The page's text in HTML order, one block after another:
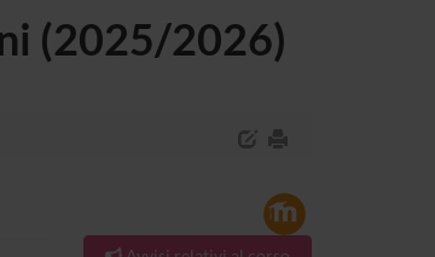
(2025/2026)